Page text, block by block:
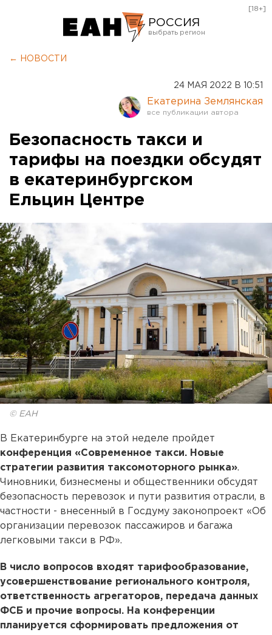
РОССИЯ
Оренбург
[18+]
← НОВОСТИ
24 МАЯ 2022 В 10:51
Екатерина Землянская
Безопасность такси и
тарифы на поездки обсудят
в екатеринбургском
Ельцин Центре
© ЕАН
В Екатеринбурге на этой неделе пройдет
конференция «Современное такси. Новые
стратегии развития таксомоторного рынка».
Чиновники, бизнесмены и общественники обсудят
безопасность перевозок и пути развития отрасли, в
частности - внесенный в Госдуму законопроект «Об
организации перевозок пассажиров и багажа
легковыми такси в РФ».
В число вопросов входят тарифообразование,
усовершенствование регионального контроля,
ответственность агрегаторов, передача данных
ФСБ и прочие вопросы. На конференции
планируется сформировать предложения от